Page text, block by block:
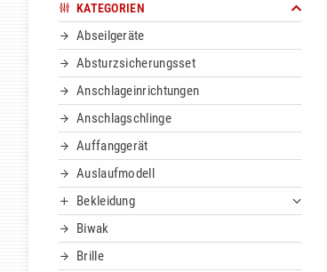
KATEGORIEN
Abseilgeräte
Absturzsicherungsset
Anschlageinrichtungen
Anschlagschlinge
Auffanggerät
Auslaufmodell
Bekleidung
Biwak
Brille